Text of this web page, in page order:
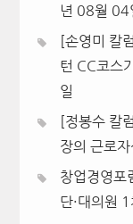
년 08월 04
[손영미 칼
턴 CC코스
일
[정봉수 칼
장의 근로
창업경영포
단·대의원